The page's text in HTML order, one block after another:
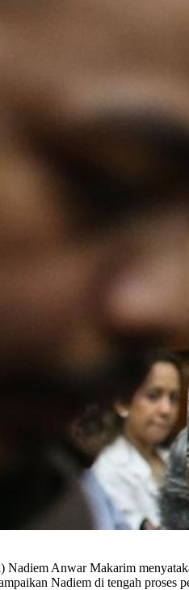
Anwar Makarim
Nadiem di tengah proses